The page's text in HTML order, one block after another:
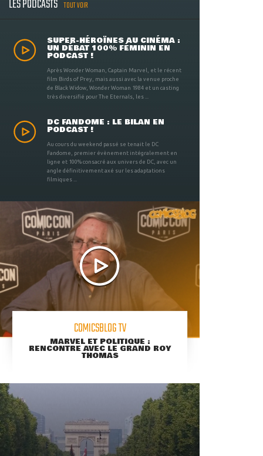
LES PODCASTS TOUT VOIR
SUPER-HÉROÏNES AU CINÉMA :
UN DÉBAT 100% FÉMININ EN
PODCAST !
Après Wonder Woman, Captain Marvel, et le récent
film Birds of Prey, mais aussi avec la venue proche
de Black Widow, Wonder Woman 1984 et un casting
très diversifié pour The Eternals, les ...
DC FANDOME : LE BILAN EN
PODCAST !
Au cours du weekend passé se tenait le DC
Fandome, premier évènement intégralement en
ligne et 100% consacré aux univers de DC, avec un
angle définitivement axé sur les adaptations
filmiques ...
COMICSBLOG TV
MARVEL ET POLITIQUE :
RENCONTRE AVEC LE GRAND ROY
THOMAS